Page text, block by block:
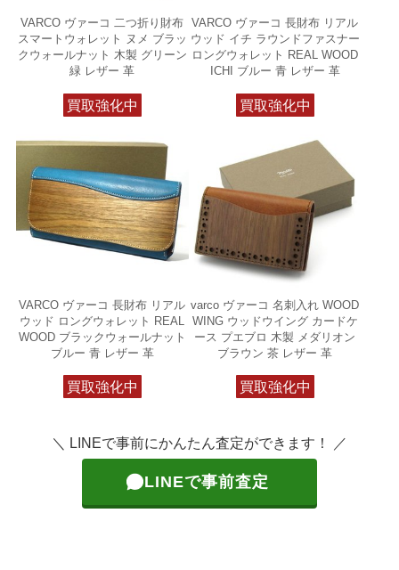
VARCO ヴァーコ 二つ折り財布
スマートウォレット ヌメ ブラッ
クウォールナット 木製 グリーン
緑 レザー 革
買取強化中
VARCO ヴァーコ 長財布 リアル
ウッド イチ ラウンドファスナー
ロングウォレット REAL WOOD
ICHI ブルー 青 レザー 革
買取強化中
VARCO ヴァーコ 長財布 リアル
ウッド ロングウォレット REAL
WOOD ブラックウォールナット
ブルー 青 レザー 革
買取強化中
varco ヴァーコ 名刺入れ WOOD
WING ウッドウイング カードケ
ース プエブロ 木製 メダリオン
ブラウン 茶 レザー 革
買取強化中
＼ LINEで事前にかんたん査定ができます！ ／
LINEで事前査定